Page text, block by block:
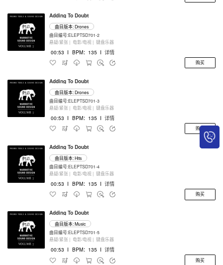
Adding To Doubt
曲目版本: Drones
曲目编号:ELEPTSD701-2
悬疑/紧张 | 电影/电视 | 键盘乐器
00:53 I BPM：135 I 详情
购买
Adding To Doubt
曲目版本: Drones
曲目编号:ELEPTSD701-3
悬疑/紧张 | 电影/电视 | 键盘乐器
00:53 I BPM：135 I 详情
购买
Adding To Doubt
曲目版本: Hits
曲目编号:ELEPTSD701-4
悬疑/紧张 | 电影/电视 | 键盘乐器
00:53 I BPM：135 I 详情
购买
Adding To Doubt
曲目版本: Music
曲目编号:ELEPTSD701-5
悬疑/紧张 | 电影/电视 | 键盘乐器
00:53 I BPM：135 I 详情
购买